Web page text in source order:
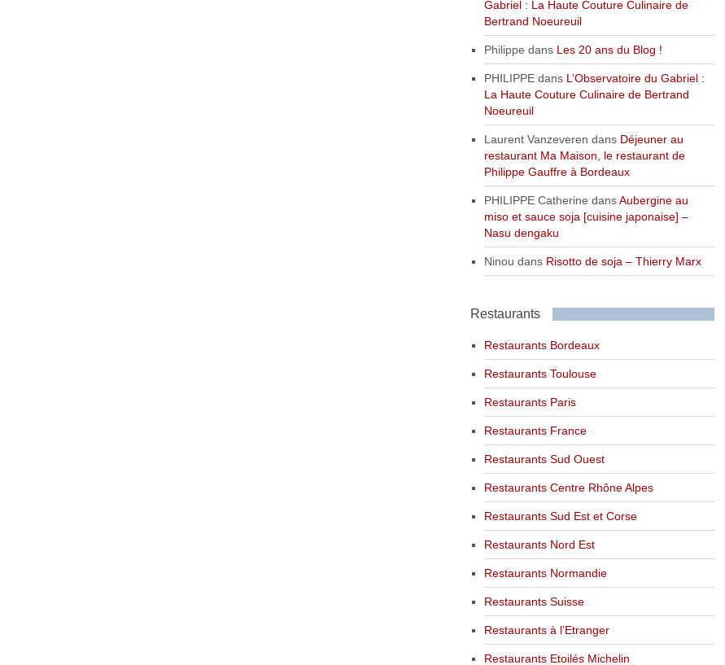
Gabriel : La Haute Couture Culinaire de
Bertrand Noeureuil
Philippe dans Les 20 ans du Blog !
PHILIPPEdans L’Observatoire du Gabriel :
La Haute Couture Culinaire de Bertrand
Noeureuil
Laurent Vanzeveren dans Déjeuner au
restaurant Ma Maison, le restaurant de
Philippe Gauffre à Bordeaux
PHILIPPE Catherine dansAubergine au
miso et sauce soja [cuisine japonaise] –
Nasu dengaku
Ninou dans Risotto de soja – Thierry Marx
Restaurants
Restaurants Bordeaux
Restaurants Toulouse
Restaurants Paris
Restaurants France
Restaurants Sud Ouest
Restaurants Centre Rhône Alpes
Restaurants Sud Est et Corse
Restaurants Nord Est
Restaurants Normandie
Restaurants Suisse
Restaurants à l’Etranger
Restaurants Etoilés Michelin